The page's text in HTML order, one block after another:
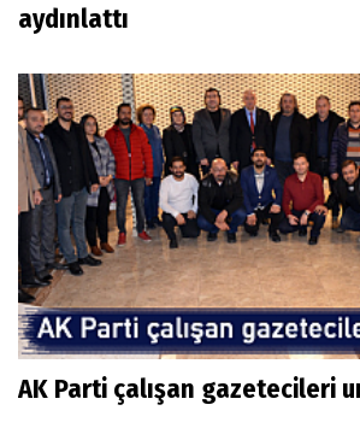
aydınlattı
AK Parti çalışan gazetecileri